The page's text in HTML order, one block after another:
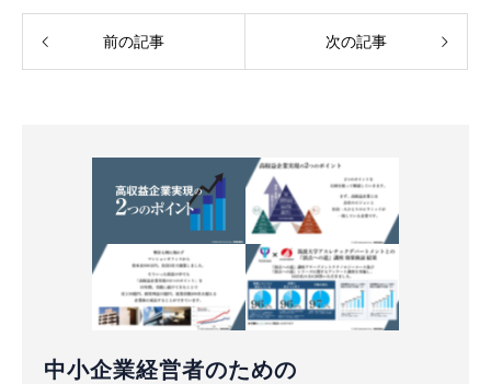
前の記事 次の記事
中小企業経営者のための